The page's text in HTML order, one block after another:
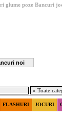
glume poze Bancuri
noi
FLASHURI JOCURI